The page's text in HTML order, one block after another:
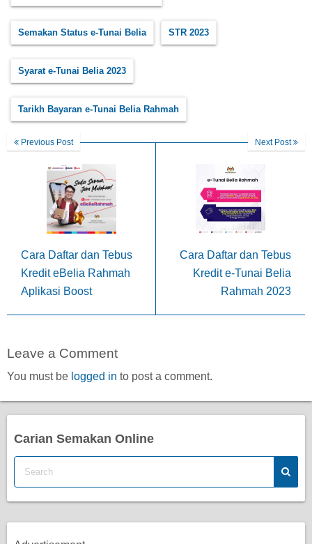
Semakan Status e-Tunai Belia STR 2023
Syarat e-Tunai Belia 2023
Tarikh Bayaran e-Tunai Belia Rahmah
Previous Post
Cara Daftar dan Tebus
Kredit eBelia Rahmah
Aplikasi Boost
Next Post
Cara Daftar dan Tebus
Kredit e-Tunai Belia
Rahmah 2023
Leave a Comment
You must be logged in to post a comment.
Carian Semakan Online